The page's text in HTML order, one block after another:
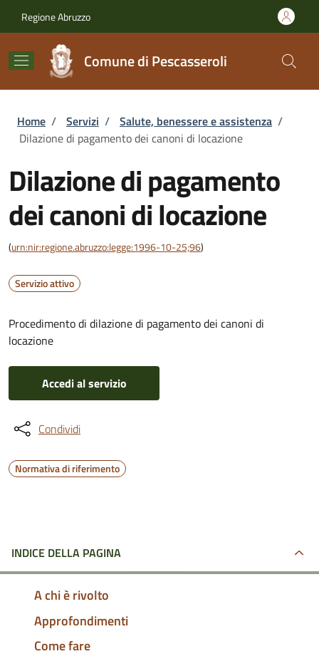
Regione Abruzzo
Comune di Pescasseroli
Briciole di pane
Home / Servizi / Salute, benessere e assistenza /
Dilazione di pagamento dei canoni di locazione
Dilazione di pagamento
dei canoni di locazione
(urn:nir:regione.abruzzo:legge:1996-10-25;96)
Servizio attivo
Procedimento di dilazione di pagamento dei canoni di
locazione
Accedi al servizio
Condividi
Normativa di riferimento
INDICE DELLA PAGINA
A chi è rivolto
Approfondimenti
Come fare